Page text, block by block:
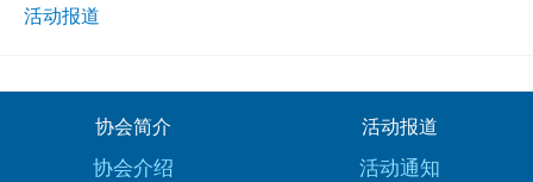
活动报道
协会简介
协会介绍
活动报道
活动通知